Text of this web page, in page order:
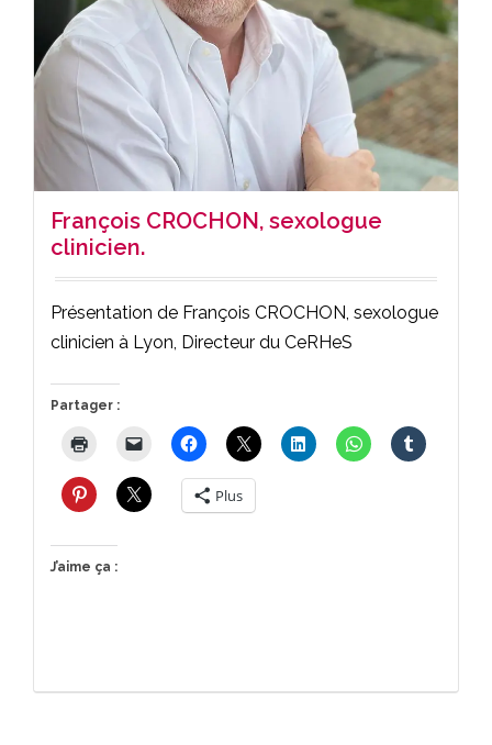
François CROCHON, sexologue
clinicien.
Présentation de François CROCHON, sexologue
clinicien à Lyon, Directeur du CeRHeS
Partager :
Plus
J’aime ça :